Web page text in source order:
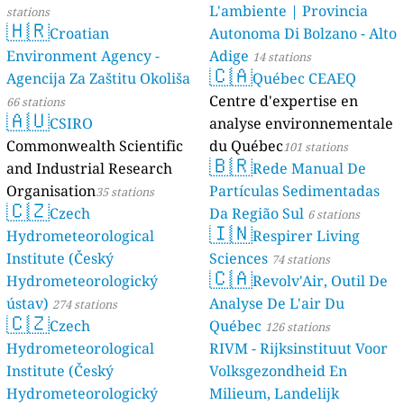
stations
🇭🇷Croatian
Environment Agency -
Agencija Za Zaštitu Okoliša
66 stations
🇦🇺CSIRO
Commonwealth Scientific
and Industrial Research
Organisation35 stations
🇨🇿Czech
Hydrometeorological
Institute (Český
Hydrometeorologický
ústav) 274 stations
🇨🇿Czech
Hydrometeorological
Institute (Český
Hydrometeorologický
L'ambiente | Provincia
Autonoma Di Bolzano - Alto
Adige 14 stations
🇨🇦Québec CEAEQ
Centre d'expertise en
analyse environnementale
du Québec101 stations
🇧🇷Rede Manual De
Partículas Sedimentadas
Da Região Sul 6 stations
🇮🇳Respirer Living
Sciences 74 stations
🇨🇦Revolv'Air, Outil De
Analyse De L'air Du
Québec 126 stations
RIVM - Rijksinstituut Voor
Volksgezondheid En
Milieum, Landelijk